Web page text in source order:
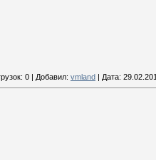
0 Добавил: vmland Дата: